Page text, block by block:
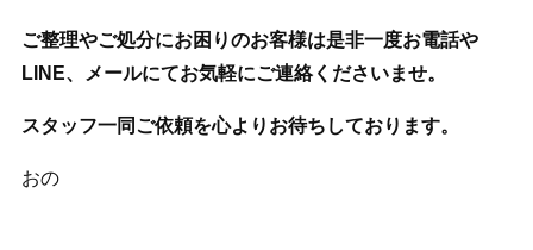
ご整理やご処分にお困りのお客様は是非一度お電話や
LINE、メールにてお気軽にご連絡くださいませ。
スタッフ一同ご依頼を心よりお待ちしております。
おの